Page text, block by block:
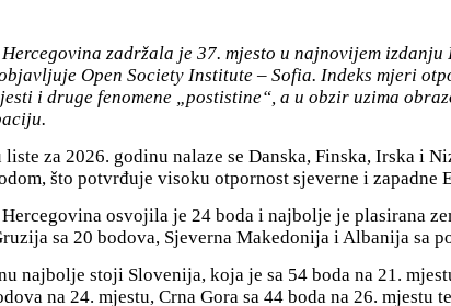
zadržala je 37. mjesto u najnovijem
Open Society Institute – Sofia. Indeks mjeri
i druge fenomene „postistine“, a u obzir uzima
liste za 2026. godinu nalaze se Danska, Finska, Irska i
što potvrđuje visoku otpornost sjeverne i zapadne
osvojila je 24 boda i najbolje je plasirana
sa 20 bodova, Sjeverna Makedonija i Albanija sa
najbolje stoji Slovenija, koja je sa 54 boda na 21.
na 24. mjestu, Crna Gora sa 44 boda na 26. mjestu